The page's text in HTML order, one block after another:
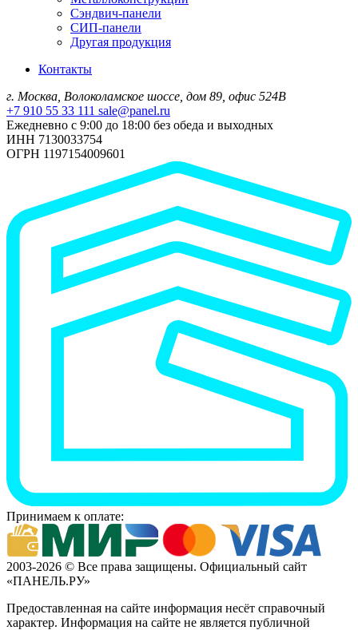
Сэндвич-панели
СИП-панели
Другая продукция
Контакты
г. Москва, Волоколамское шоссе, дом 89, офис 524В
+7 910 55 33 111 sale@panel.ru
Ежедневно с 9:00 до 18:00 без обеда и выходных
ИНН 7130033754
ОГРН 1197154009601
Принимаем к оплате:
2003-2026 © Все права защищены. Официальный сайт
«ПАНЕЛЬ.РУ»
Предоставленная на сайте информация несёт справочный
характер. Информация на сайте не является публичной